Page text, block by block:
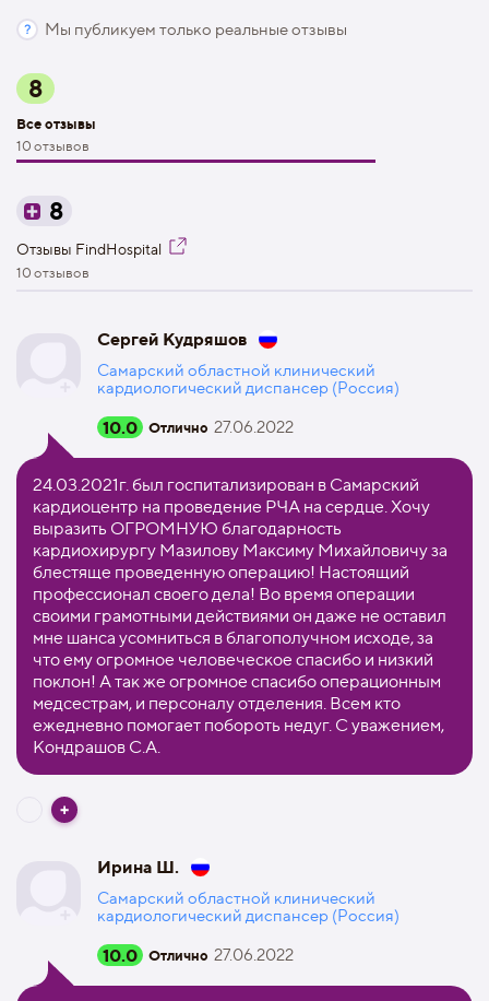
Мы публикуем только реальные отзывы
8
Все отзывы
10 отзывов
8
Отзывы FindHospital
10 отзывов
Сергей Кудряшов
Самарский областной клинический
кардиологический диспансер (Россия)
10.0 Отлично 27.06.2022
24.03.2021г. был госпитализирован в Самарский
кардиоцентр на проведение РЧА на сердце. Хочу
выразить ОГРОМНУЮ благодарность
кардиохирургу Мазилову Максиму Михайловичу за
блестяще проведенную операцию! Настоящий
профессионал своего дела! Во время операции
своими грамотными действиями он даже не оставил
мне шанса усомниться в благополучном исходе, за
что ему огромное человеческое спасибо и низкий
поклон! А так же огромное спасибо операционным
медсестрам, и персоналу отделения. Всем кто
ежедневно помогает побороть недуг. С уважением,
Кондрашов С.А.
Ирина Ш.
Самарский областной клинический
кардиологический диспансер (Россия)
10.0 Отлично 27.06.2022